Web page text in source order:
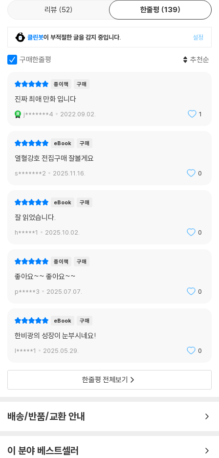
리뷰 52 한줄평 139
클린봇이 부적절한 글을 감지 중입니다. 설정
구매한줄평 추천순
종이책 구매
진짜 최애 만화 입니다
j*******4 2022.09.02. 1
eBook 구매
열혈강호 전집구매 잘볼게요
s*******2 2025.11.16. 0
eBook 구매
잘 읽었습니다.
h*****1 2025.10.02. 0
종이책 구매
좋아요~~ 좋아요~~
p*****3 2025.07.07. 0
eBook 구매
한비광의 성장이 눈부시네요!
l*****1 2025.05.29. 0
한줄평 전체보기
배송/반품/교환 안내
이 분야 베스트셀러